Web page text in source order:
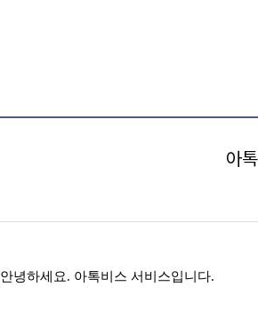
아
안녕하세요. 아톡비스 서비스입니다.